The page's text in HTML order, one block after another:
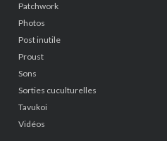
Patchwork
Photos
Post inutile
Proust
Sons
Sorties cuculturelles
Tavukoi
Vidéos